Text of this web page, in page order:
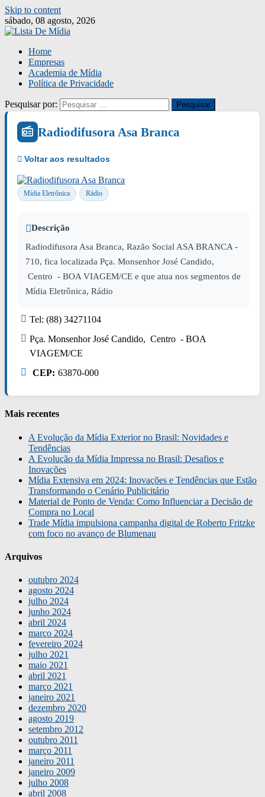
Skip to content
sábado, 08 agosto, 2026
Home
Empresas
Academia de Mídia
Política de Privacidade
Pesquisar por:
Radiodifusora Asa Branca
Mídia Eletrônica Rádio
Descrição
Radiodifusora Asa Branca, Razão Social ASA BRANCA -
710, fica localizada Pça. Monsenhor José Candido,
Centro - BOA VIAGEM/CE e que atua nos segmentos de
Mídia Eletrônica, Rádio
Tel: (88) 34271104
Pça. Monsenhor José Candido, Centro - BOA
VIAGEM/CE
CEP: 63870-000
Mais recentes
A Evolução da Mídia Exterior no Brasil: Novidades e
Tendências
A Evolução da Mídia Impressa no Brasil: Desafios e
Inovações
Mídia Extensiva em 2024: Inovações e Tendências que Estão
Transformando o Cenário Publicitário
Material de Ponto de Venda: Como Influenciar a Decisão de
Compra no Local
Trade Mídia impulsiona campanha digital de Roberto Fritzke
com foco no avanço de Blumenau
Arquivos
outubro 2024
agosto 2024
julho 2024
junho 2024
abril 2024
março 2024
fevereiro 2024
julho 2021
maio 2021
abril 2021
março 2021
janeiro 2021
dezembro 2020
agosto 2019
setembro 2012
outubro 2011
março 2011
janeiro 2011
janeiro 2009
julho 2008
abril 2008